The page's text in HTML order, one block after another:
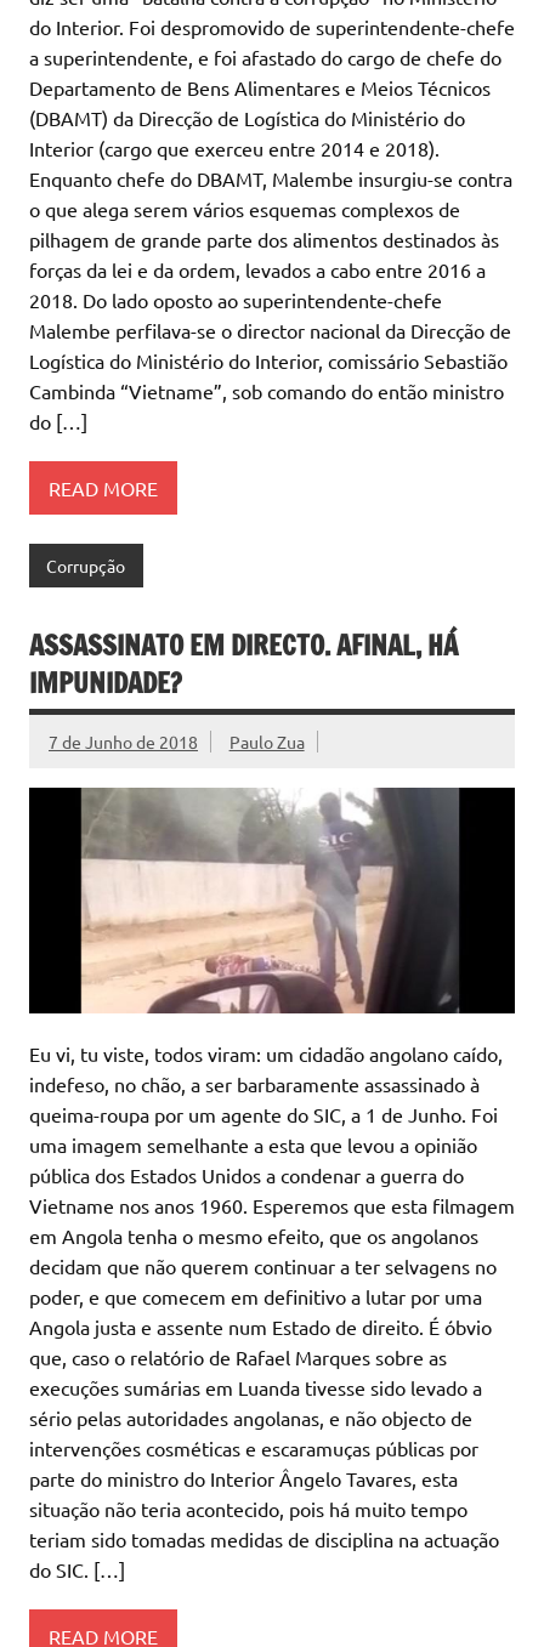
do Interior. Foi despromovido de superintendente-chefe
a superintendente, e foi afastado do cargo de chefe do
Departamento de Bens Alimentares e Meios Técnicos
(DBAMT) da Direcção de Logística do Ministério do
Interior (cargo que exerceu entre 2014 e 2018).
Enquanto chefe do DBAMT, Malembe insurgiu-se contra
o que alega serem vários esquemas complexos de
pilhagem de grande parte dos alimentos destinados às
forças da lei e da ordem, levados a cabo entre 2016 a
2018. Do lado oposto ao superintendente-chefe
Malembe perfilava-se o director nacional da Direcção de
Logística do Ministério do Interior, comissário Sebastião
Cambinda “Vietname”, sob comando do então ministro
do […]
READ MORE
Corrupção
ASSASSINATO EM DIRECTO. AFINAL, HÁ
IMPUNIDADE?
7 de Junho de 2018 Paulo Zua
Eu vi, tu viste, todos viram: um cidadão angolano caído,
indefeso, no chão, a ser barbaramente assassinado à
queima-roupa por um agente do SIC, a 1 de Junho. Foi
uma imagem semelhante a esta que levou a opinião
pública dos Estados Unidos a condenar a guerra do
Vietname nos anos 1960. Esperemos que esta filmagem
em Angola tenha o mesmo efeito, que os angolanos
decidam que não querem continuar a ter selvagens no
poder, e que comecem em definitivo a lutar por uma
Angola justa e assente num Estado de direito. É óbvio
que, caso o relatório de Rafael Marques sobre as
execuções sumárias em Luanda tivesse sido levado a
sério pelas autoridades angolanas, e não objecto de
intervenções cosméticas e escaramuças públicas por
parte do ministro do Interior Ângelo Tavares, esta
situação não teria acontecido, pois há muito tempo
teriam sido tomadas medidas de disciplina na actuação
do SIC. […]
READ MORE